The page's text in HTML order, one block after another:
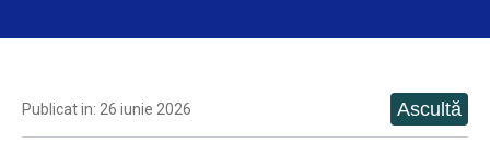
Publicat in: 26 iunie 2026